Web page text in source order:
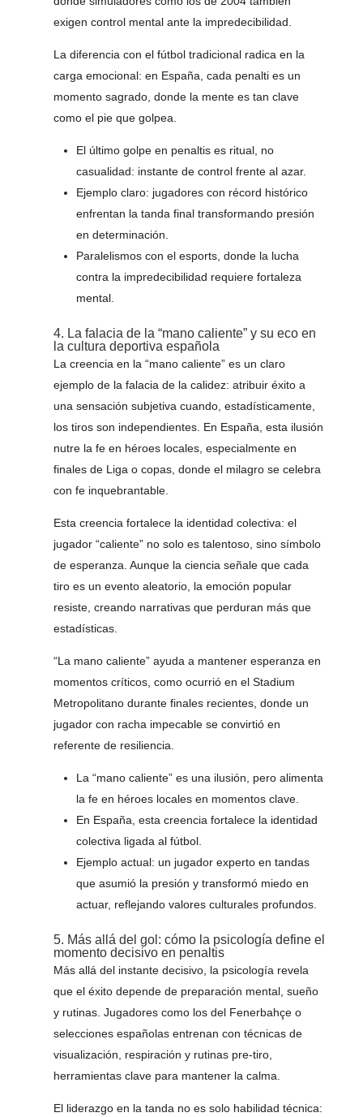
exigen control mental ante la impredecibilidad.
La diferencia con el fútbol tradicional radica en la
carga emocional: en España, cada penalti es un
momento sagrado, donde la mente es tan clave
como el pie que golpea.
El último golpe en penaltis es ritual, no
casualidad: instante de control frente al azar.
Ejemplo claro: jugadores con récord histórico
enfrentan la tanda final transformando presión
en determinación.
Paralelismos con el esports, donde la lucha
contra la impredecibilidad requiere fortaleza
mental.
4. La falacia de la “mano caliente” y su eco en
la cultura deportiva española
La creencia en la “mano caliente” es un claro
ejemplo de la falacia de la calidez: atribuir éxito a
una sensación subjetiva cuando, estadísticamente,
los tiros son independientes. En España, esta ilusión
nutre la fe en héroes locales, especialmente en
finales de Liga o copas, donde el milagro se celebra
con fe inquebrantable.
Esta creencia fortalece la identidad colectiva: el
jugador “caliente” no solo es talentoso, sino símbolo
de esperanza. Aunque la ciencia señale que cada
tiro es un evento aleatorio, la emoción popular
resiste, creando narrativas que perduran más que
estadísticas.
“La mano caliente” ayuda a mantener esperanza en
momentos críticos, como ocurrió en el Stadium
Metropolitano durante finales recientes, donde un
jugador con racha impecable se convirtió en
referente de resiliencia.
La “mano caliente” es una ilusión, pero alimenta
la fe en héroes locales en momentos clave.
En España, esta creencia fortalece la identidad
colectiva ligada al fútbol.
Ejemplo actual: un jugador experto en tandas
que asumió la presión y transformó miedo en
actuar, reflejando valores culturales profundos.
5. Más allá del gol: cómo la psicología define el
momento decisivo en penaltis
Más allá del instante decisivo, la psicología revela
que el éxito depende de preparación mental, sueño
y rutinas. Jugadores como los del Fenerbahçe o
selecciones españolas entrenan con técnicas de
visualización, respiración y rutinas pre-tiro,
herramientas clave para mantener la calma.
El liderazgo en la tanda no es solo habilidad técnica: